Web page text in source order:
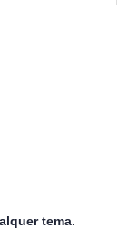
tema.